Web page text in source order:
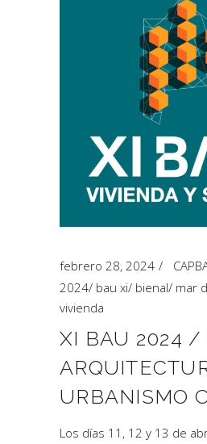
febrero 28, 2024
2024/ bau xi/ bienal/ mar
vivienda
XI BAU 2024 /
URBANISMO
Los días 11, 12 y 13 de